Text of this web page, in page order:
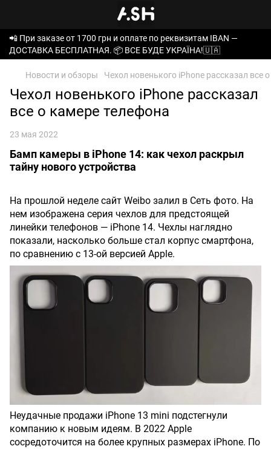
📲 При заказе от 1700 грн и оплате по реквизитам IBAN —
ДОСТАВКА БЕСПЛАТНАЯ. 📦 ВСЕ БУДЕ УКРАЇНА!🇺🇦
Новости и обзоры Чехол новенького iPhone рассказал все
Чехол новенького iPhone рассказал
все о камере телефона
23 мая 2022
Бамп камеры в iPhone 14: как чехол раскрыл
тайну нового устройства
На прошлой неделе сайт Weibo залил в Сеть фото. На
нем изображена серия чехлов для предстоящей
линейки телефонов — iPhone 14. Чехлы наглядно
показали, насколько больше стал корпус смартфона,
по сравнению с 13-ой версией Apple.
Неудачные продажи iPhone 13 mini подстегнули
компанию к новым идеям. В 2022 Apple
сосредоточится на более крупных размерах iPhone. По